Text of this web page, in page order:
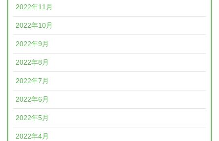
2022年11月
2022年10月
2022年9月
2022年8月
2022年7月
2022年6月
2022年5月
2022年4月